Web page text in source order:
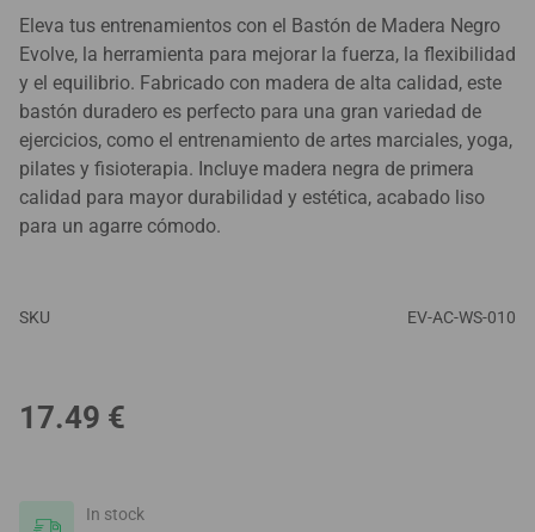
Eleva tus entrenamientos con el Bastón de Madera Negro
Evolve, la herramienta para mejorar la fuerza, la flexibilidad
y el equilibrio. Fabricado con madera de alta calidad, este
bastón duradero es perfecto para una gran variedad de
ejercicios, como el entrenamiento de artes marciales, yoga,
pilates y fisioterapia. Incluye madera negra de primera
calidad para mayor durabilidad y estética, acabado liso
para un agarre cómodo.
SKU EV-AC-WS-010
17.49 €
In stock